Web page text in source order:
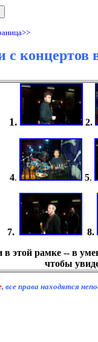
с концертов
1. 2.
4. 5.
7.
8.
в этой рамке -- в
чтобы
, все права находятся